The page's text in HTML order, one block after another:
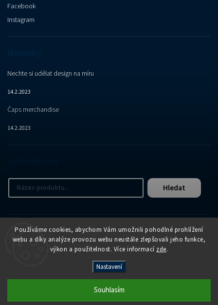
Používáme cookies, abychom Vám umožnili pohodlné prohlížení
webu a díky analýze provozu webu neustále zlepšovali jeho funkce,
výkon a použitelnost. Více informací zde.
Nastavení
Souhlasím
Facebook
Instagram
Nechte si udělat design na míru
14.2.2023
Čaps merchandise
14.2.2023
Hledat
APER e-shop. Všechna práva vyhrazena.